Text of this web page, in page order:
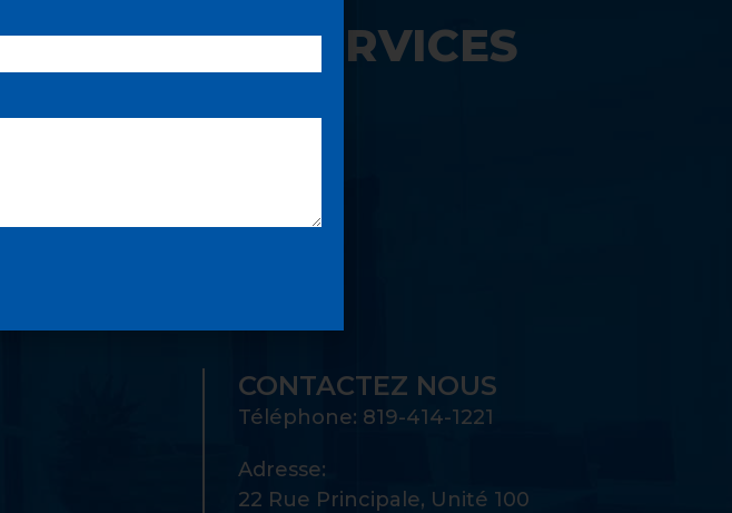
LES SERVICES
UNIQUE:
CONTACTEZ NOUS
Téléphone: 819-414-1221
Adresse:
22 Rue Principale, Unité 100